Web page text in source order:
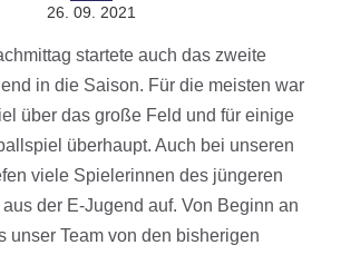
n
26. 09. 2021
startete auch das zweite
in die Saison. Für die meisten war
über das große Feld und für einige
überhaupt. Auch bei unseren
viele Spielerinnen des jüngeren
der E-Jugend auf. Von Beginn an
unser Team von den bisherigen